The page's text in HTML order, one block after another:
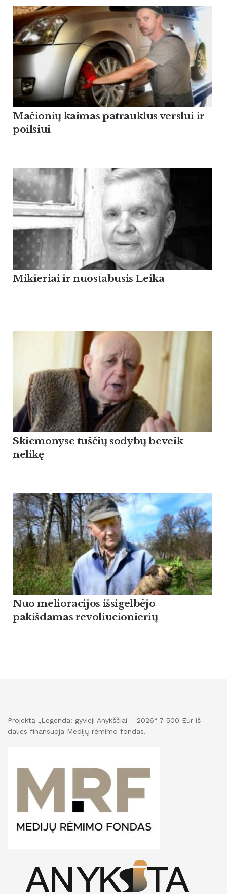
Mačionių kaimas patrauklus verslui ir
poilsiui
Mikieriai ir nuostabusis Leika
Skiemonyse tuščių sodybų beveik
nelikę
Nuo melioracijos išsigelbėjo
pakišdamas revoliucionierių
Projektą „Legenda: gyvieji Anykščiai – 2026“ 7 500 Eur iš
dalies finansuoja Medijų rėmimo fondas.